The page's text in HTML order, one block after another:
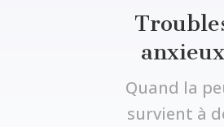
anxieux
Quand la
survient à